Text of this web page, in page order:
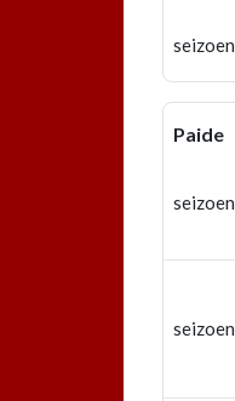
seizoen
Paide
seizoen
seizoen